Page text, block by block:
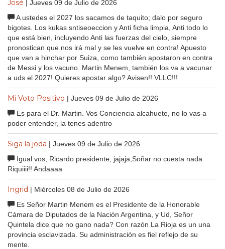
José | Jueves 09 de Julio de 2026
A ustedes el 2027 los sacamos de taquito; dalo por seguro
bigotes. Los kukas sntiseoeccion y Anti ficha limpia, Anti todo lo
que está bien, incluyendo Anti las fuerzas del cielo, siempre
pronostican que nos irá mal y se les vuelve en contra! Apuesto
que van a hinchar por Suiza, como también apostaron en contra
de Messi y los vacuno. Martin Menem, también los va a vacunar
a uds el 2027! Quieres apostar algo? Avisen!! VLLC!!!
Mi Voto Positivo | Jueves 09 de Julio de 2026
Es para el Dr. Martin. Vos Conciencia alcahuete, no lo vas a
poder entender, la tenes adentro
Siga la joda | Jueves 09 de Julio de 2026
Igual vos, Ricardo presidente, jajaja,Soñar no cuesta nada
Riquiiii!! Andaaaa
Ingrid | Miércoles 08 de Julio de 2026
Es Señor Martin Menem es el Presidente de la Honorable
Cámara de Diputados de la Nación Argentina, y Ud, Señor
Quintela dice que no gano nada? Con razón La Rioja es un una
provincia esclavizada. Su administración es fiel reflejo de su
mente.